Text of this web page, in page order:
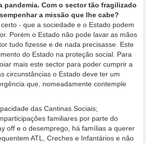
pandemia. Com o sector tão fragilizado
a missão que lhe cabe?
- que a sociedade e o Estado podem
Porém o Estado não pode lavar as mãos
tudo fizesse e de nada precisasse. Este
do Estado na proteção social. Para
mais este sector para poder cumprir a
circunstâncias o Estado deve ter um
que, nomeadamente contemple
das Cantinas Sociais;
familiares por parte do
off e o desemprego, há famílias a querer
ATL, Creches e Infantários e não